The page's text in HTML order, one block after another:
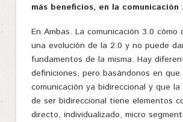
más beneficios, en la comunicación
En Ambas. La comunicación 3.0 cómo
una evolución de la 2.0 y no puede
fundamentos de la misma. Hay
definiciones, pero basándonos en
comunicación ya bidireccional y que la
de ser bidireccional tiene elementos
directo, individualizado, micro